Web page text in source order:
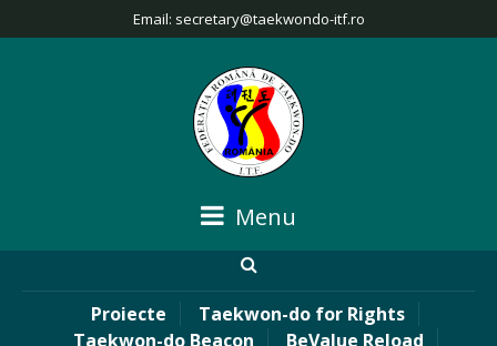
Email: secretary@taekwondo-itf.ro
Menu
Proiecte
Taekwon-do for Rights
Taekwon-do Beacon
BeValue Reload